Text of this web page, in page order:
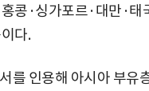
콩·싱가포르·대만·태
다.
를 인용해 아시아 부유